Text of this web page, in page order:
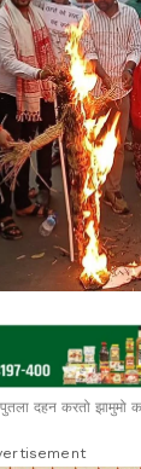
दहन करतो झामुमो